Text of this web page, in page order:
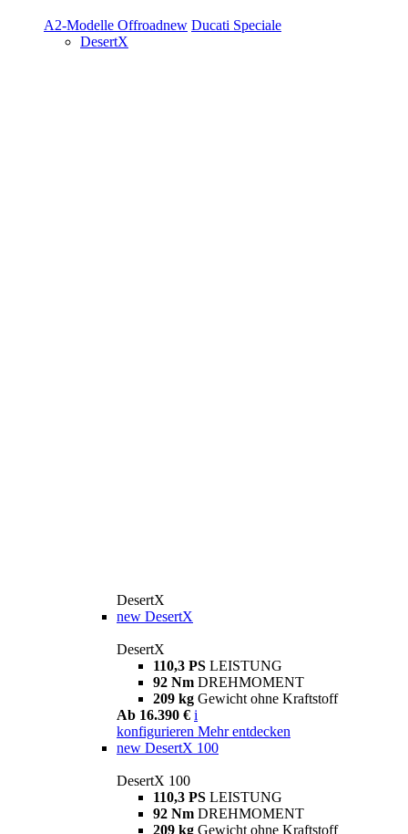
A2-Modelle Offroadnew Ducati Speciale
DesertX
DesertX
new DesertX
DesertX
110,3 PS LEISTUNG
92 Nm DREHMOMENT
209 kg Gewicht ohne Kraftstoff
Ab 16.390 € i
konfigurieren Mehr entdecken
new DesertX 100
DesertX 100
110,3 PS LEISTUNG
92 Nm DREHMOMENT
209 kg Gewicht ohne Kraftstoff